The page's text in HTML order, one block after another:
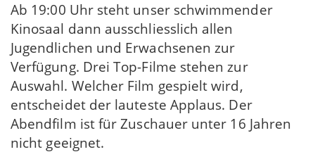
Ab 19:00 Uhr steht unser schwimmender
Kinosaal dann ausschliesslich allen
Jugendlichen und Erwachsenen zur
Verfügung. Drei Top-Filme stehen zur
Auswahl. Welcher Film gespielt wird,
entscheidet der lauteste Applaus. Der
Abendfilm ist für Zuschauer unter 16 Jahren
nicht geeignet.